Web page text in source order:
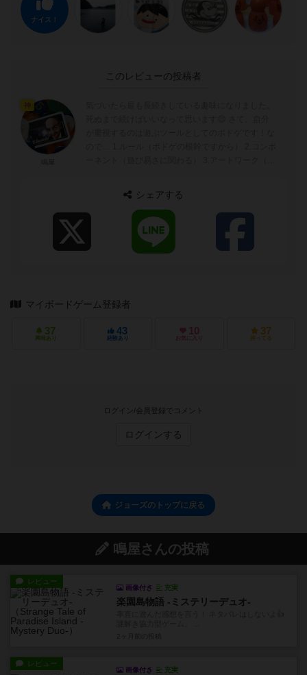
ナイス！
このレビューの投稿者
シェアする
マイボードゲーム登録者
37
興味あり
43
経験あり
10
お気に入り
37
持ってる
ログイン/会員登録でコメント
ログインする
ジョーズのトップに戻る
鳴屋さんの投稿
レビュー
画像付き 充実
楽園島物語 -ミステリーデュオ-
レビュー
画像付き 充実